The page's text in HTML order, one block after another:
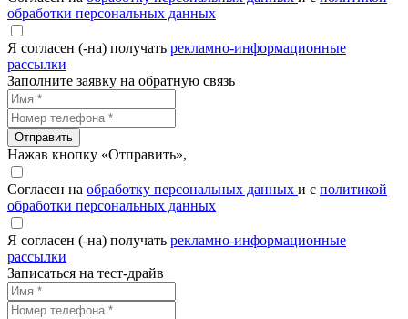
обработки персональных данных
Я согласен (-на) получать рекламно-информационные
рассылки
Заполните заявку на обратную связь
Отправить
Нажав кнопку «Отправить»,
Согласен на обработку персональных данных и с политикой
обработки персональных данных
Я согласен (-на) получать рекламно-информационные
рассылки
Записаться на тест-драйв